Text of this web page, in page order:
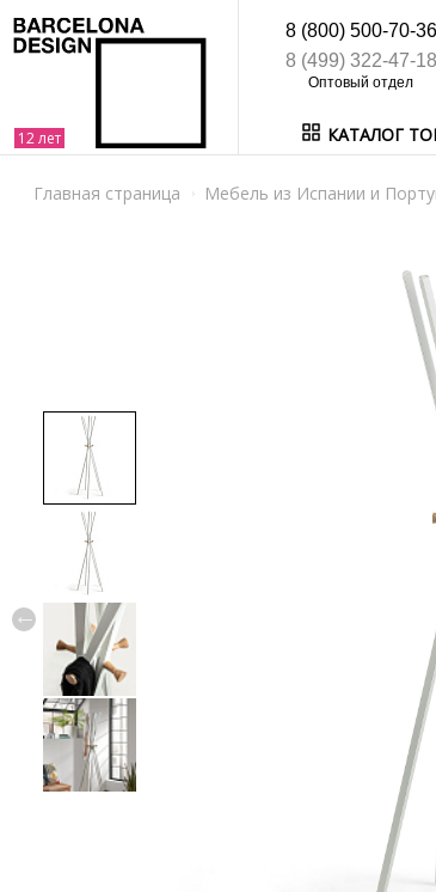
8 (800) 500-70-36
8 (499) 322-47-18
КАТАЛОГ
Главная страница Мебель из Испании и